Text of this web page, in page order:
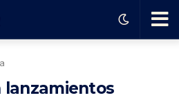
lanzamientos